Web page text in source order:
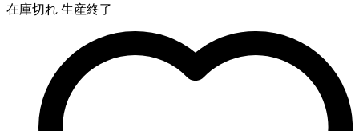
在庫切れ 生産終了